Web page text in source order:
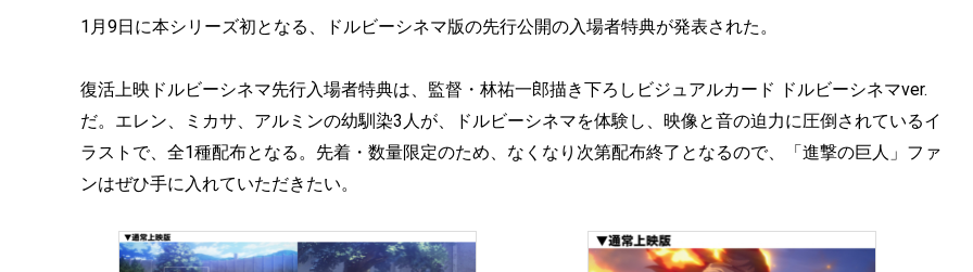
1月9日に本シリーズ初となる、ドルビーシネマ版の先行公開の入場者特典が発表された。
復活上映ドルビーシネマ先行入場者特典は、監督・林祐一郎描き下ろしビジュアルカード ドルビーシネマver.
だ。エレン、ミカサ、アルミンの幼馴染3人が、ドルビーシネマを体験し、映像と音の迫力に圧倒されているイ
ラストで、全1種配布となる。先着・数量限定のため、なくなり次第配布終了となるので、「進撃の巨人」ファ
ンはぜひ手に入れていただきたい。